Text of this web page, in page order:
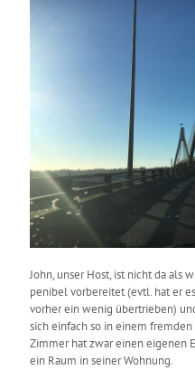
John, unser Host, ist nicht da als
penibel vorbereitet (evtl. hat er
vorher ein wenig übertrieben)
sich einfach so in einem
Zimmer hat zwar einen eigenen
ein Raum in seiner Wohnung.